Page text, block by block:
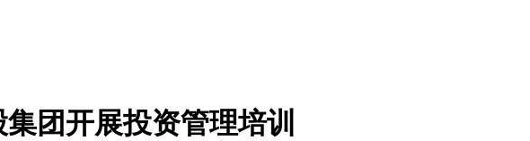
团开展投资管理培训